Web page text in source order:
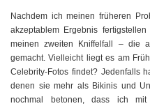
Nachdem ich meinen früheren
akzeptablem Ergebnis
meinen zweiten Kniffelfall – die
gemacht. Vielleicht liegt es am
Celebrity-Fotos findet? Jedenfalls
denen sie mehr als Bikinis und
nochmal betonen, dass ich